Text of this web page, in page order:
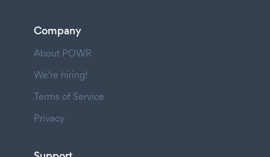
Company
About POWR
We're hiring!
Terms of Service
Privacy